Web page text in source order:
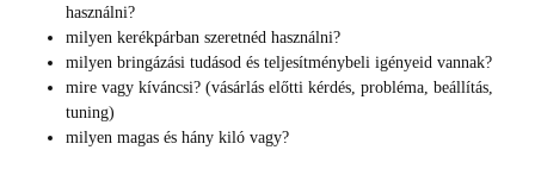
használni?
milyen kerékpárban szeretnéd használni?
milyen bringázási tudásod és teljesítménybeli igényeid vannak?
mire vagy kíváncsi? (vásárlás előtti kérdés, probléma, beállítás,
tuning)
milyen magas és hány kiló vagy?